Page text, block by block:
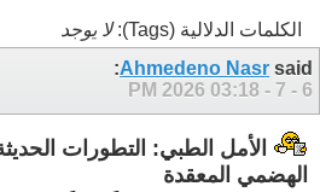
الكلمات الدلالية (Tags):
لا يوجد
Ahmedeno Nasr said:
6 - 7 - 2026
03:18 PM
الأمل الطبي: التطورات
الهضمي المعقدة